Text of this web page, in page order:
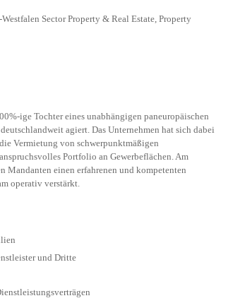
Sector Property & Real Estate, Property
ige Tochter eines unabhängigen paneuropäischen
agiert. Das Unternehmen hat sich dabei
Vermietung von schwerpunktmäßigen
Portfolio an Gewerbeflächen. Am
Mandanten einen erfahrenen und kompetenten
operativ verstärkt.
und Dritte